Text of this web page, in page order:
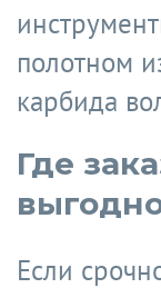
полотном
карбида
Где
Если